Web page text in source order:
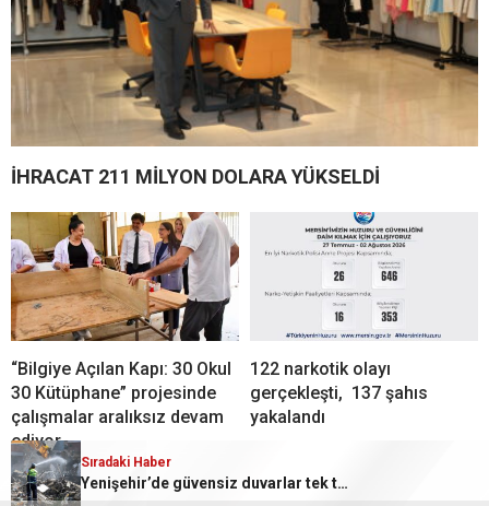
Sıradaki Haber
Akdeniz’de 200 Kilo Bozulmuş Midye Dolması Ele Geçirildi
İHRACAT 211 MİLYON DOLARA YÜKSELDİ
“Bilgiye Açılan Kapı: 30 Okul
30 Kütüphane” projesinde
çalışmalar aralıksız devam
ediyor
122 narkotik olayı
gerçekleşti, 137 şahıs
yakalandı
Sıradaki Haber
Yenişehir’de güvensiz duvarlar tek tek yıkılıyor